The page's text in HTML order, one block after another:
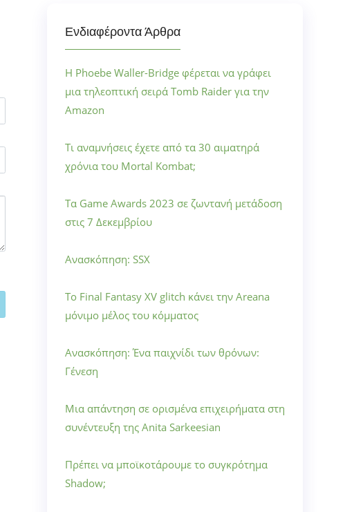
Ενδιαφέροντα Άρθρα
Η Phoebe Waller-Bridge φέρεται να γράφει
μια τηλεοπτική σειρά Tomb Raider για την
Amazon
Τι αναμνήσεις έχετε από τα 30 αιματηρά
χρόνια του Mortal Kombat;
Τα Game Awards 2023 σε ζωντανή μετάδοση
στις 7 Δεκεμβρίου
Ανασκόπηση: SSX
Το Final Fantasy XV glitch κάνει την Areana
μόνιμο μέλος του κόμματος
Ανασκόπηση: Ένα παιχνίδι των θρόνων:
Γένεση
Μια απάντηση σε ορισμένα επιχειρήματα στη
συνέντευξη της Anita Sarkeesian
Πρέπει να μποϊκοτάρουμε το συγκρότημα
Shadow;